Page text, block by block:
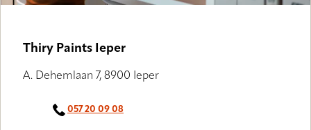
Thiry Paints Ieper
A. Dehemlaan 7, 8900 Ieper
057 20 09 08